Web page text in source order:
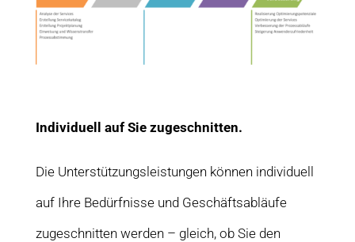
Individuell auf Sie zugeschnitten.
Die Unterstützungsleistungen können individuell
auf Ihre Bedürfnisse und Geschäftsabläufe
zugeschnitten werden – gleich, ob Sie den